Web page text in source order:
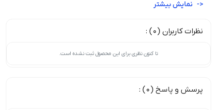
نظرات کاربران (0) :
تا کنون نظری برای این محصول ثبت نشده است.
پرسش و پاسخ (0) :